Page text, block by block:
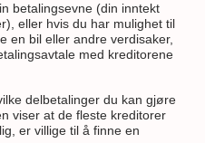
betalingsevne (din inntekt
eller hvis du har mulighet til
en bil eller andre verdisaker,
med kreditorene
delbetalinger du kan gjøre
viser at de fleste kreditorer
er villige til å finne en